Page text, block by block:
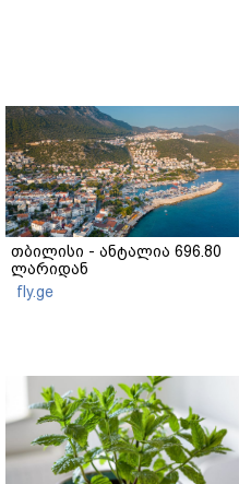
თბილისი - ანტალია 696.80
ლარიდან
fly.ge